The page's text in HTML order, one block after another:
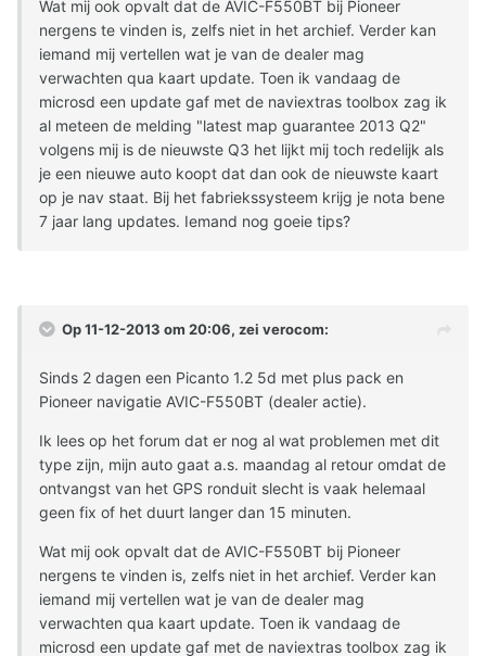
Wat mij ook opvalt dat de AVIC-F550BT bij Pioneer
nergens te vinden is, zelfs niet in het archief. Verder kan
iemand mij vertellen wat je van de dealer mag
verwachten qua kaart update. Toen ik vandaag de
microsd een update gaf met de naviextras toolbox zag ik
al meteen de melding "latest map guarantee 2013 Q2"
volgens mij is de nieuwste Q3 het lijkt mij toch redelijk als
je een nieuwe auto koopt dat dan ook de nieuwste kaart
op je nav staat. Bij het fabriekssysteem krijg je nota bene
7 jaar lang updates. Iemand nog goeie tips?
Op 11-12-2013 om 20:06, zei verocom:
Sinds 2 dagen een Picanto 1.2 5d met plus pack en
Pioneer navigatie AVIC-F550BT (dealer actie).
Ik lees op het forum dat er nog al wat problemen met dit
type zijn, mijn auto gaat a.s. maandag al retour omdat de
ontvangst van het GPS ronduit slecht is vaak helemaal
geen fix of het duurt langer dan 15 minuten.
Wat mij ook opvalt dat de AVIC-F550BT bij Pioneer
nergens te vinden is, zelfs niet in het archief. Verder kan
iemand mij vertellen wat je van de dealer mag
verwachten qua kaart update. Toen ik vandaag de
microsd een update gaf met de naviextras toolbox zag ik